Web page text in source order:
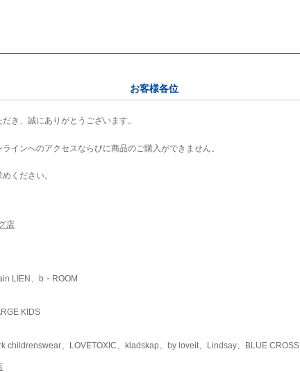
お客様各位
き、誠にありがとうございます。
インへのアクセスならびに商品のご購入ができません。
ください。
店
LIEN、b・ROOM
KIDS
childrenswear、LOVETOXIC、kladskap、by loveit、Lindsay、BLUE CROSS